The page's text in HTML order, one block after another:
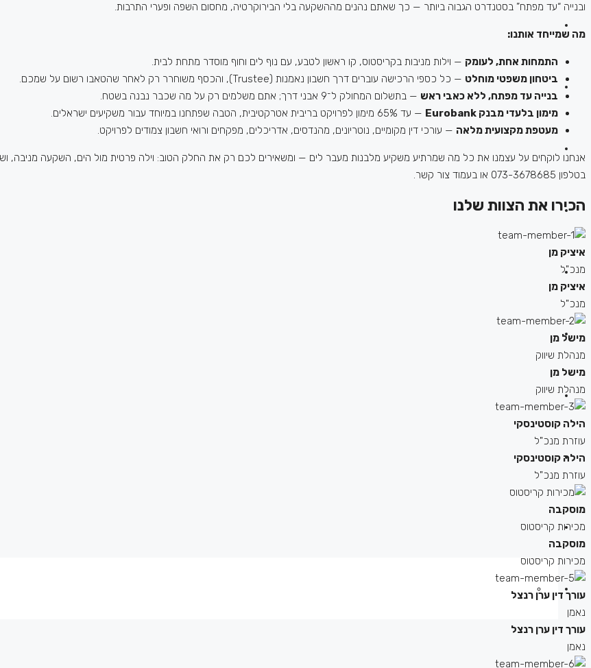
ובנייה “עד מפתח” בסטנדרט הגבוה ביותר — כך שאתם נהנים מההשקעה בלי הבירוקרטיה, מחסום השפה ופערי התרבות.
מה שמייחד אותנו:
התמחות אחת, לעומק — וילות מניבות בקריסטוס, קו ראשון לטבע, עם נוף לים וחוף מוסדר מתחת לבית.
ביטחון משפטי מוחלט — כל כספי הרכישה עוברים דרך חשבון נאמנות (Trustee), והכסף משוחרר רק לאחר שהטאבו רשום על שמכם.
בנייה עד מפתח, ללא כאבי ראש — בתשלום המחולק ל־9 אבני דרך; אתם משלמים רק על מה שכבר נבנה בשטח.
מימון בלעדי מבנק Eurobank
— עד 65% מימון לפרויקט בריבית אטרקטיבית, הטבה שפתחנו במיוחד עבור משקיעים ישראלים.
מעטפת מקצועית מלאה — עורכי דין מקומיים, נוטריונים, מהנדסים, אדריכלים, מפקחים ורואי חשבון צמודים לפרויקט.
אנחנו לוקחים על עצמנו את כל מה שמרתיע משקיע מלבנות מעבר לים — ומשאירים לכם רק את החלק הטוב: וילה פרטית מול הים, השקעה
בטלפון 073-3678685 או בעמוד צור קשר.
הכירו את הצוות שלנו
איציק מן
מנכ"ל
איציק מן
מנכ"ל
מישל מן
מנהלת שיווק
מישל מן
מנהלת שיווק
הילה קוסטינסקי
עוזרת מנכ"ל
הילה קוסטינסקי
עוזרת מנכ"ל
מוסקבה
מכירות קריסטוס
מוסקבה
מכירות קריסטוס
עורך דין ערן רנצל
נאמן
עורך דין ערן רנצל
נאמן